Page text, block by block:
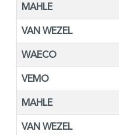
MAHLE
VAN WEZEL
WAECO
VEMO
MAHLE
VAN WEZEL